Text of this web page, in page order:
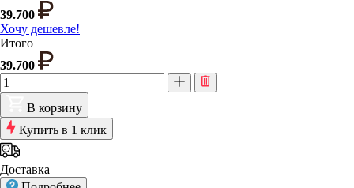
39.700
Хочу дешевле!
Итого
39.700
В корзину
Купить в 1 клик
Доставка